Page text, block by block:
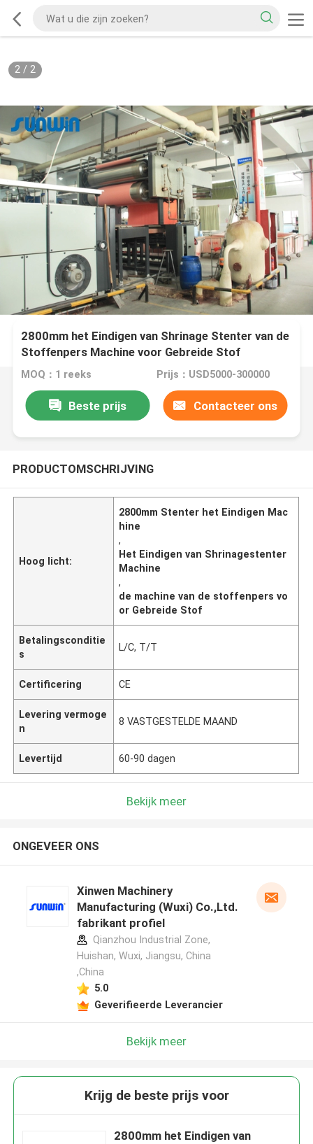
2/ 2
2800mm het Eindigen van Shrinage Stenter van de
Stoffenpers Machine voor Gebreide Stof
MOQ：1 reeks Prijs：USD5000-300000
Beste prijs Contacteer ons
PRODUCTOMSCHRIJVING
Hoog licht:
2800mm Stenter het Eindigen Mac
hine
,
Het Eindigen van Shrinagestenter
Machine
,
de machine van de stoffenpers vo
or Gebreide Stof
Betalingsconditie
s
L/C, T/T
Certificering CE
Levering vermoge
n
8 VASTGESTELDE MAAND
Levertijd 60-90 dagen
Bekijk meer
ONGEVEER ONS
Xinwen Machinery
Manufacturing (Wuxi) Co.,Ltd.
fabrikant profiel
Qianzhou Industrial Zone,
Huishan, Wuxi, Jiangsu, China
,China
5.0
Geverifieerde Leverancier
Bekijk meer
Krijg de beste prijs voor
2800mm het Eindigen van